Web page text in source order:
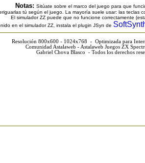
Notas: Sitúate sobre el marco del juego para que
tú según el juego. La mayoría suele usar: las teclas
El simulador ZZ puede que no funcione correctamente
en el simulador ZZ, instala el plugin JSyn de
Resolución 800x600 - 1024x768 - Optimizada para
Comunidad Astalaweb - Astalaweb Juegos ZX
Gabriel Chova Blasco - Todos los derechos